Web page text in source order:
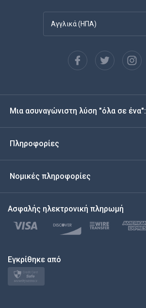
Αγγλικά (ΗΠΑ)
Español
Deutsch
Italiano
Türkçe
Polski
日本
Μια ασυναγώνιστη λύση "όλα σε ένα":
Πληροφορίες
Νομικές πληροφορίες
Ασφαλής ηλεκτρονική πληρωμή
Εγκρίθηκε από